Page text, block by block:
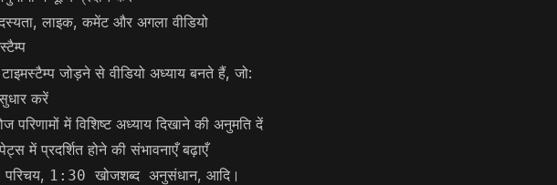
लाइक, कमेंट और अगला वीडियो
जोड़ने से वीडियो अध्याय बनते हैं, जो:
करें
परिणामों में विशिष्ट अध्याय दिखाने की अनुमति दें
में प्रदर्शित होने की संभावनाएँ बढ़ाएँ
, 1:30 खोजशब्द अनुसंधान, आदि।